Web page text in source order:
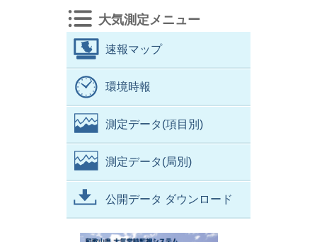
大気測定メニュー
速報マップ
環境時報
測定データ(項目別)
測定データ(局別)
公開データ ダウンロード